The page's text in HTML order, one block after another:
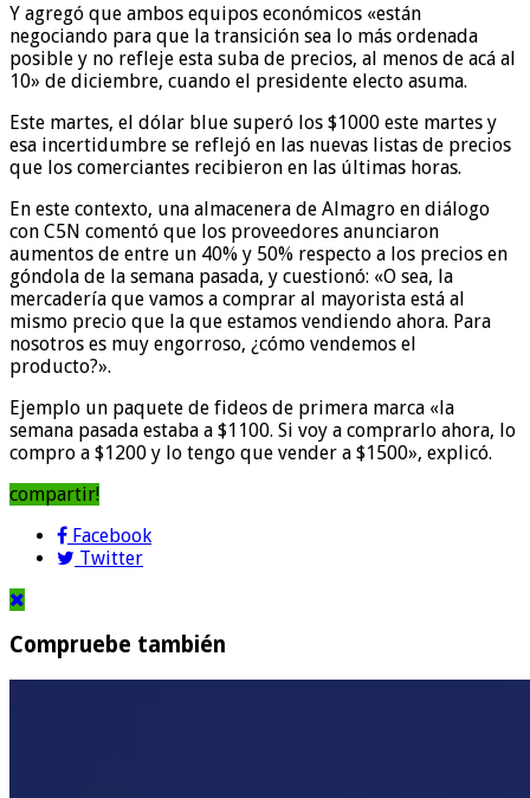
Y agregó que ambos equipos económicos «están
negociando para que la transición sea lo más ordenada
posible y no refleje esta suba de precios, al menos de acá al
10» de diciembre, cuando el presidente electo asuma.
Este martes, el dólar blue superó los $1000 este martes y
esa incertidumbre se reflejó en las nuevas listas de precios
que los comerciantes recibieron en las últimas horas.
En este contexto, una almacenera de Almagro en diálogo
con C5N comentó que los proveedores anunciaron
aumentos de entre un 40% y 50% respecto a los precios en
góndola de la semana pasada, y cuestionó: «O sea, la
mercadería que vamos a comprar al mayorista está al
mismo precio que la que estamos vendiendo ahora. Para
nosotros es muy engorroso, ¿cómo vendemos el
producto?».
Ejemplo un paquete de fideos de primera marca «la
semana pasada estaba a $1100. Si voy a comprarlo ahora, lo
compro a $1200 y lo tengo que vender a $1500», explicó.
compartir!
Facebook
Twitter
Compruebe también